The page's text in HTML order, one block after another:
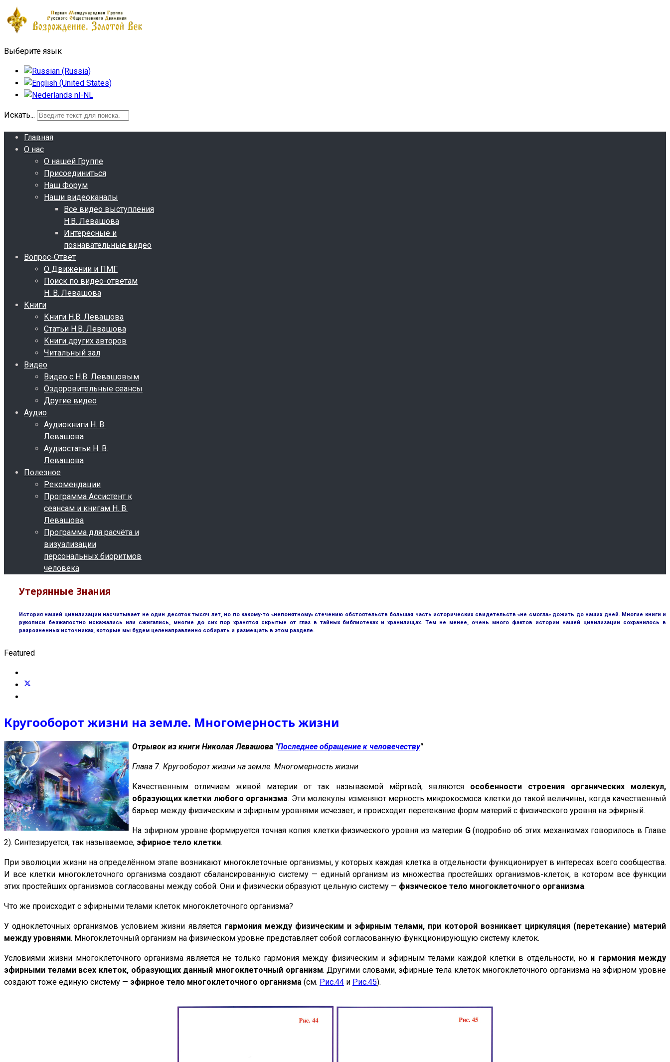
Выберите язык
Искать...
Главная
О нас
О нашей Группе
Присоединиться
Наш Форум
Наши видеоканалы
Все видео выступления
Н.В. Левашова
Интересные и
познавательные видео
Вопрос-Ответ
О Движении и ПМГ
Поиск по видео-ответам
Н. В. Левашова
Книги
Книги Н.В. Левашова
Статьи Н.В. Левашова
Книги других авторов
Читальный зал
Видео
Видео с Н.В. Левашовым
Оздоровительные сеансы
Другие видео
Аудио
Аудиокниги Н. В.
Левашова
Аудиостатьи Н. В.
Левашова
Полезное
Рекомендации
Программа Ассистент к
сеансам и книгам Н. В.
Левашова
Программа для расчёта и
визуализации
персональных биоритмов
человека
Утерянные Знания
История нашей цивилизации насчитывает не один десяток тысяч лет, но по какому-то «непонятному» стечению обстоятельств большая часть исторических свидетельств «не смогла» дожить до наших дней. Многие книги и
рукописи безжалостно искажались или сжигались, многие до сих пор хранятся скрытые от глаз в тайных библиотеках и хранилищах. Тем не менее, очень много фактов истории нашей цивилизации сохранилось в
разрозненных источниках, которые мы будем целенаправленно собирать и размещать в этом разделе.
Featured
Кругооборот жизни на земле. Многомерность жизни
Отрывок из книги Николая Левашова "Последнее обращение к человечеству"
Глава 7. Кругооборот жизни на земле. Многомерность жизни
Качественным отличием живой материи от так называемой мёртвой, являются особенности строения органических молекул,
образующих клетки любого организма. Эти молекулы изменяют мерность микрокосмоса клетки до такой величины, когда качественный
барьер между физическим и эфирным уровнями исчезает, и происходит перетекание форм материй с физического уровня на эфирный.
На эфирном уровне формируется точная копия клетки физического уровня из материиG(подробно об этих механизмах говорилось в Главе
2). Синтезируется, так называемое, эфирное тело клетки.
При эволюции жизни на определённом этапе возникают многоклеточные организмы, у которых каждая клетка в отдельности функционирует в интересах всего сообщества.
И все клетки многоклеточного организма создают сбалансированную систему — единый организм из множества простейших организмов-клеток, в котором все функции
этих простейших организмов согласованы между собой. Они и физически образуют цельную систему — физическое тело многоклеточного организма.
Что же происходит с эфирными телами клеток многоклеточного организма?
У одноклеточных организмов условием жизни является гармония между физическим и эфирным телами, при которой возникает циркуляция (перетекание) материй
между уровнями. Многоклеточный организм на физическом уровне представляет собой согласованную функционирующую систему клеток.
Условиями жизни многоклеточного организма является не только гармония между физическим и эфирным телами каждой клетки в отдельности, но и гармония между
эфирными телами всех клеток, образующих данный многоклеточный организм. Другими словами, эфирные тела клеток многоклеточного организма на эфирном уровне
создают тоже единую систему — эфирное тело многоклеточного организма (см. Рис.44 и Рис.45).